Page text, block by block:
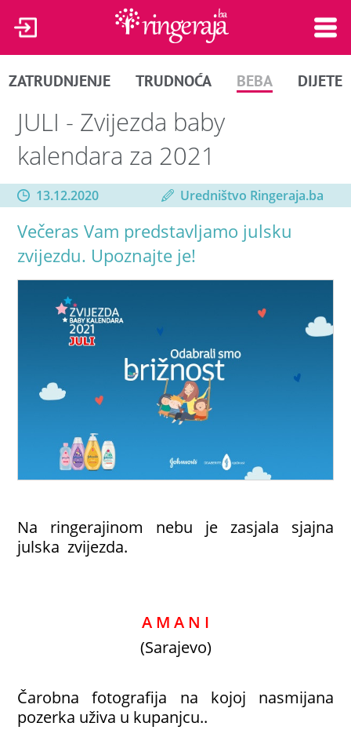
ZATRUDNJENJE TRUDNOĆA BEBA DIJETE
JULI - Zvijezda baby
kalendara za 2021
13.12.2020 Uredništvo Ringeraja.ba
Večeras Vam predstavljamo julsku
zvijezdu. Upoznajte je!
Na ringerajinom nebu je zasjala sjajna
julska zvijezda.
A M A N I
(Sarajevo)
Čarobna fotografija na kojoj nasmijana
pozerka uživa u kupanjcu..